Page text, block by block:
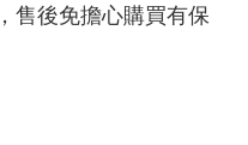
售後免擔心購買有保